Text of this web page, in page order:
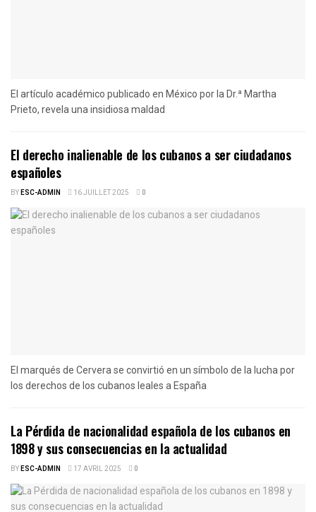
El artículo académico publicado en México por la Dr.ª Martha
Prieto, revela una insidiosa maldad
El derecho inalienable de los cubanos a ser ciudadanos
españoles
BYESC-ADMIN 16 JUILLET 2025 0
El marqués de Cervera se convirtió en un símbolo de la lucha por
los derechos de los cubanos leales a España
La Pérdida de nacionalidad española de los cubanos en
1898 y sus consecuencias en la actualidad
BYESC-ADMIN 17 AVRIL 2025 0